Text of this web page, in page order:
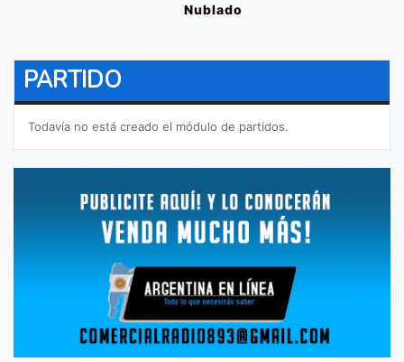
Nublado
PARTIDO
Todavía no está creado el módulo de partidos.